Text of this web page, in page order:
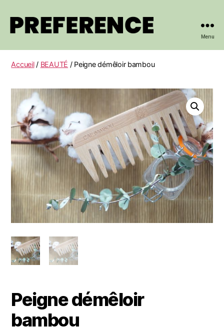
Menu
Accueil/ BEAUTÉ / Peigne démêloir bambou
Peigne démêloir
bambou